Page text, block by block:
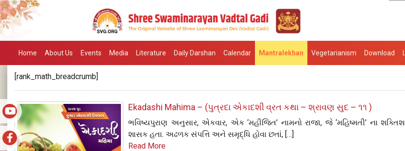
Home About Us Events Media Literature Daily Darshan Calendar Mantralekhan Vegetarianism Download
[rank_math_breadcrumb]
Ekadashi Mahima – (પુત્રદા એકાદશી વ્રત કથા – શ્રાવણ સુદ – ૧૧ )
ભવિષ્યપુરાણ અનુસાર, એકવાર, એક ‘મહીજિત’ નામનો રાજા, જે ‘મહિષ્મતી’ ના
શાસક હતા. અઢળક સંપત્તિ અને સમૃદ્ધિ હોવા છતાં, […]
Read More